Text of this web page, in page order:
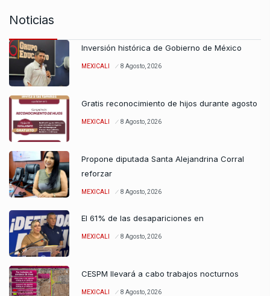
Noticias
Inversión histórica de Gobierno de México
MEXICALI 8 Agosto, 2026
Gratis reconocimiento de hijos durante agosto
MEXICALI 8 Agosto, 2026
Propone diputada Santa Alejandrina Corral
reforzar
MEXICALI 8 Agosto, 2026
El 61% de las desapariciones en
MEXICALI 8 Agosto, 2026
CESPM llevará a cabo trabajos nocturnos
MEXICALI 8 Agosto, 2026